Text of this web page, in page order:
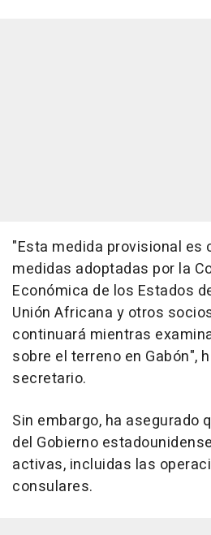
"Esta medida provisional es
medidas adoptadas por la
Económica de los Estados
Unión Africana y otros
continuará mientras
sobre el terreno en Gabón",
secretario.
Sin embargo, ha asegurado
del Gobierno
activas, incluidas las
consulares.